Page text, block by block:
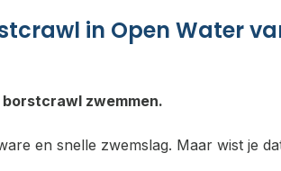
in Open Water
zwemmen.
en snelle zwemslag. Maar wist je